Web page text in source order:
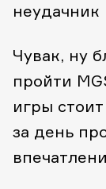
Чувак, ну
пройти
игры
за день